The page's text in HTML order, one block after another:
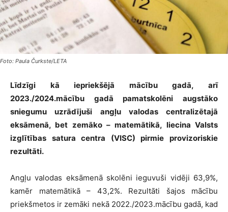
Foto: Paula Čurkste/LETA
Līdzīgi kā iepriekšējā mācību gadā, arī
2023./2024.mācību gadā pamatskolēni augstāko
sniegumu uzrādījuši angļu valodas centralizētajā
eksāmenā, bet zemāko – matemātikā, liecina Valsts
izglītības satura centra (VISC) pirmie provizoriskie
rezultāti.
Angļu valodas eksāmenā skolēni ieguvuši vidēji 63,9%,
kamēr matemātikā – 43,2%. Rezultāti šajos mācību
priekšmetos ir zemāki nekā 2022./2023.mācību gadā, kad